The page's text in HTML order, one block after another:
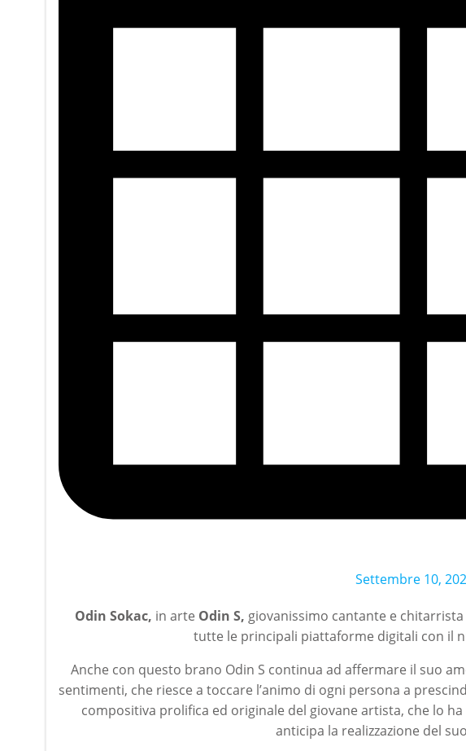
Settembre 10,
Odin Sokac, in arte Odin S, giovanissimo cantante e
tutte le principali piattaforme digitali con il
Anche con questo brano Odin S continua ad affermare il suo
sentimenti, che riesce a toccare l’animo di ogni persona a
compositiva prolifica ed originale del giovane artista, che lo
anticipa la realizzazione del